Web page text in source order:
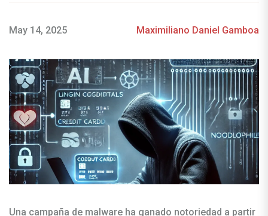
May 14, 2025 Maximiliano Daniel Gamboa
Una campaña de malware ha ganado notoriedad a partir